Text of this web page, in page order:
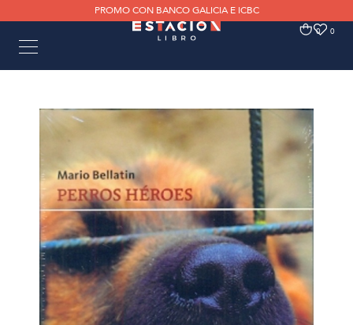
PROMO CON BANCO GALICIA E ICBC
0 0